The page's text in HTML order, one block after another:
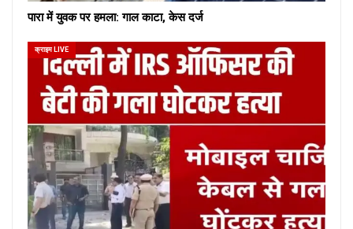
पारा में युवक पर हमला: गाल काटा, केस दर्ज
क्राइम LIVE